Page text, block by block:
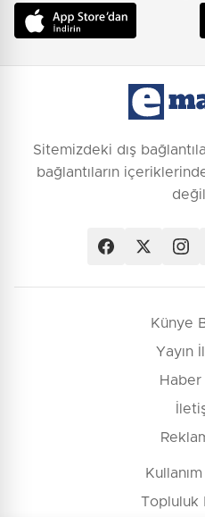
Sitemizdeki dış
bağlantıların
Künye
Yayın
Haber
Topluluk